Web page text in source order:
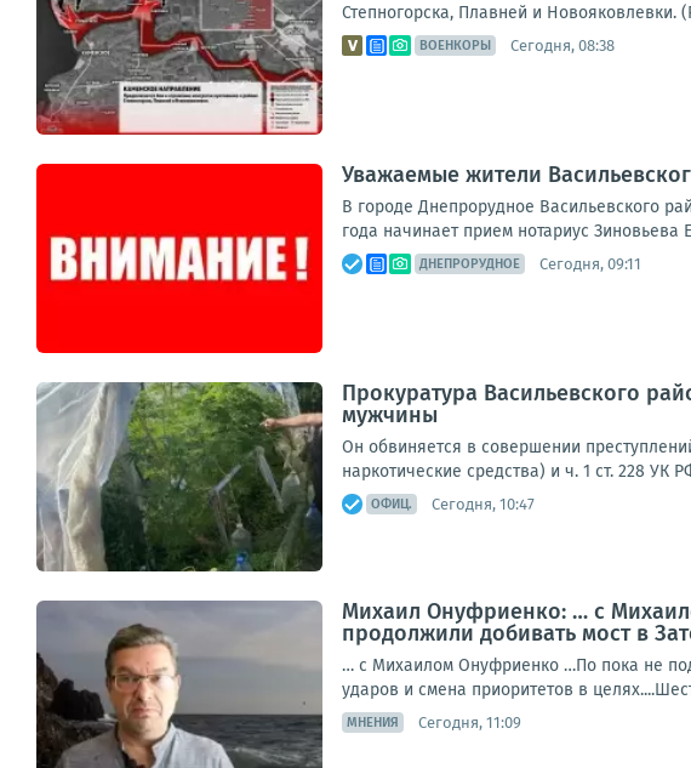
Степногорска, Плавней и Новояковлевки.
ВОЕНКОРЫ Сегодня, 08:38
Уважаемые жители
В городе Днепрорудное Васильевского
года начинает прием нотариус
ДНЕПРОРУДНОЕ Сегодня, 09:11
Прокуратура Васильевского
мужчины
Он обвиняется в совершении
наркотические средства) и ч. 1 ст. 228
ОФИЦ. Сегодня, 10:47
Михаил Онуфриенко: … с
продолжили добивать мост в
… с Михаилом Онуфриенко …По пока не
ударов и смена приоритетов в
МНЕНИЯ Сегодня, 11:09